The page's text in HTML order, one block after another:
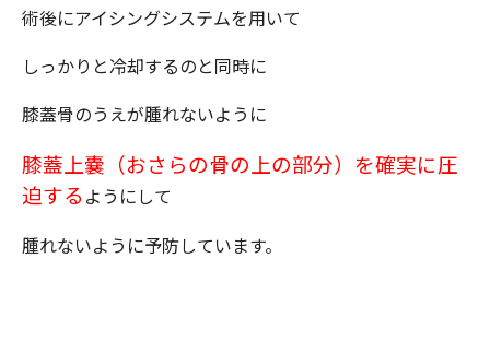
術後にアイシングシステムを用いて
しっかりと冷却するのと同時に
膝蓋骨のうえが腫れないように
膝蓋上嚢（おさらの骨の上の部分）を確実に圧
迫する ようにして
腫れないように予防しています。